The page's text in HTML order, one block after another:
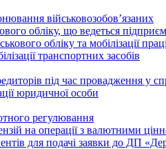
військовозобов’язаних
обліку, що ведеться
обліку та мобілізації
транспортних засобів
під час провадження у
юридичної особи
регулювання
на операції з валютними
для подачі заявки до ДП